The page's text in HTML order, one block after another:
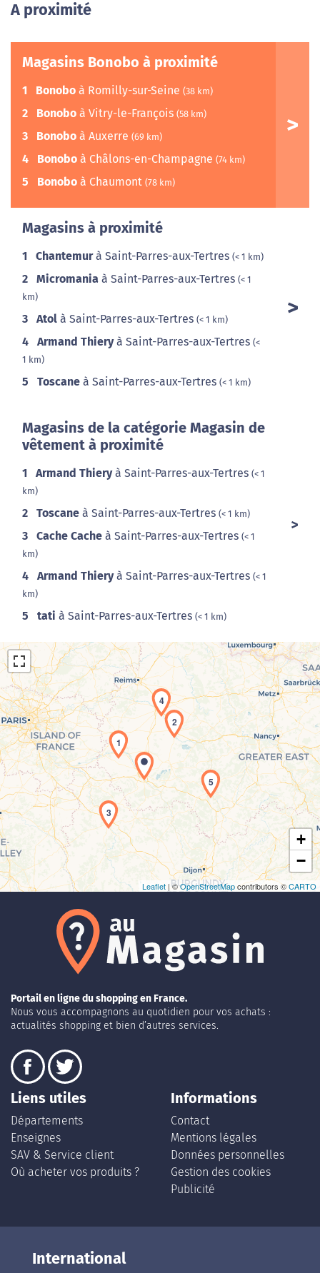
A proximité
Magasins Bonobo à proximité
1 Bonobo à Romilly-sur-Seine (38 km)
2 Bonobo à Vitry-le-François (58 km)
3 Bonobo à Auxerre (69 km)
4 Bonobo à Châlons-en-Champagne (74 km)
5 Bonobo à Chaumont (78 km)
Magasins à proximité
1 Chantemurà Saint-Parres-aux-Tertres (< 1 km)
2 Micromania à Saint-Parres-aux-Tertres (< 1
km)
3 Atol à Saint-Parres-aux-Tertres (< 1 km)
4 Armand Thieryà Saint-Parres-aux-Tertres (<
1 km)
5 Toscane à Saint-Parres-aux-Tertres (< 1 km)
Magasins de la catégorie Magasin de
vêtement à proximité
1 Armand Thieryà Saint-Parres-aux-Tertres (< 1
km)
2 Toscane à Saint-Parres-aux-Tertres (< 1 km)
3 Cache Cache à Saint-Parres-aux-Tertres (< 1
km)
4 Armand Thieryà Saint-Parres-aux-Tertres (< 1
km)
5 tati à Saint-Parres-aux-Tertres (< 1 km)
Chargement de la carte en cours...
1
2
3
4
5
+
−
Leaflet | ©OpenStreetMapcontributors ©CARTO
Portail en ligne du shopping en France.
Nous vous accompagnons au quotidien pour vos achats :
actualités shopping et bien d’autres services.
Liens utiles
Départements
Enseignes
SAV & Service client
Où acheter vos produits ?
Informations
Contact
Mentions légales
Données personnelles
Gestion des cookies
Publicité
International